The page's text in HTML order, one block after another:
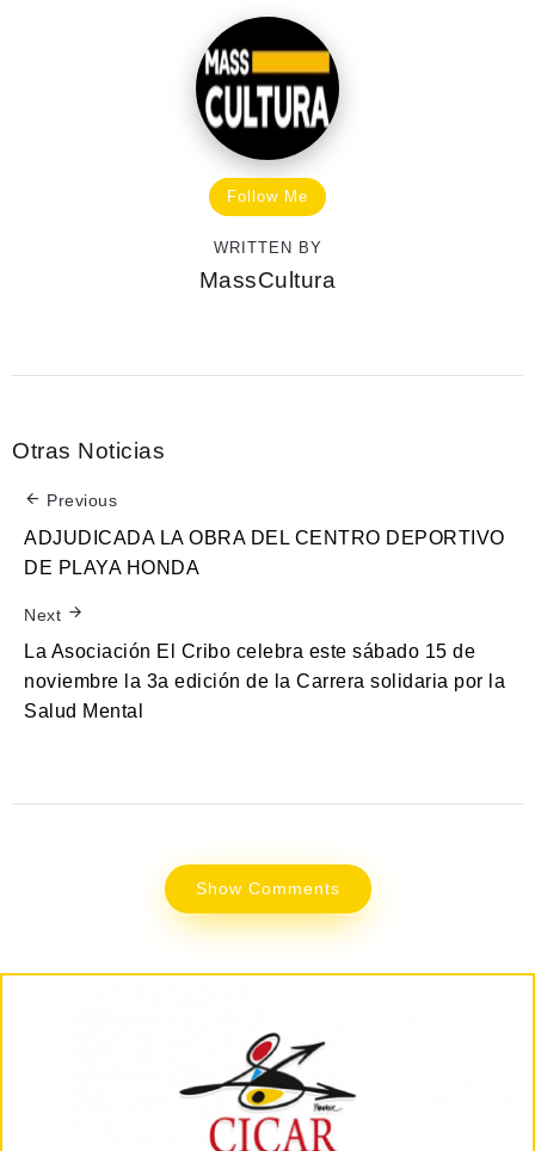
Follow Me
WRITTEN BY
MassCultura
Otras Noticias
Previous
ADJUDICADA LA OBRA DEL CENTRO DEPORTIVO
DE PLAYA HONDA
Next
La Asociación El Cribo celebra este sábado 15 de
noviembre la 3a edición de la Carrera solidaria por la
Salud Mental
Show Comments